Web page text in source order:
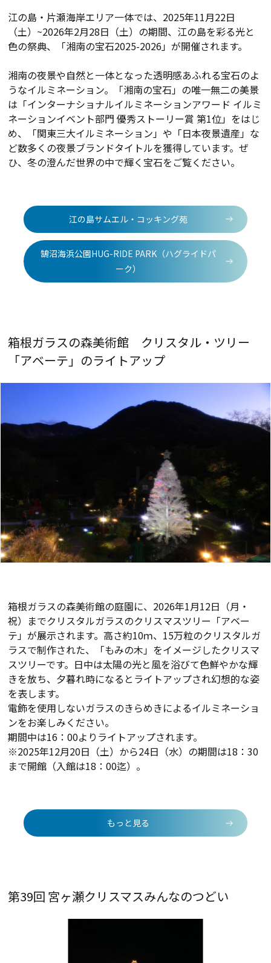
江の島・片瀬海岸エリア一体では、2025年11月22日
（土）~2026年2月28日（土）の期間、江の島を彩る光と
色の祭典、「湘南の宝石2025-2026」が開催されます。
湘南の夜景や自然と一体となった透明感あふれる宝石のよ
うなイルミネーション。「湘南の宝石」の唯一無二の美景
は「インターナショナルイルミネーションアワード イルミ
ネーションイベント部門 優秀ストーリー賞 第1位」をはじ
め、「関東三大イルミネーション」や「日本夜景遺産」な
ど数多くの夜景ブランドタイトルを獲得しています。ぜ
ひ、冬の澄んだ世界の中で輝く宝石をご覧ください。
江の島サムエル・コッキング苑
鵠沼海浜公園HUG-RIDE PARK（ハグライドパ
ーク）
箱根ガラスの森美術館 クリスタル・ツリー
「アベーテ」のライトアップ
箱根ガラスの森美術館の庭園に、2026年1月12日（月・
祝）までクリスタルガラスのクリスマスツリー「アベー
テ」が展示されます。高さ約10ｍ、15万粒のクリスタルガ
ラスで制作された、「もみの木」をイメージしたクリスマ
スツリーです。日中は太陽の光と風を浴びて色鮮やかな輝
きを放ち、夕暮れ時になるとライトアップされ幻想的な姿
を表します。
電飾を使用しないガラスのきらめきによるイルミネーショ
ンをお楽しみください。
期間中は16：00よりライトアップされます。
※2025年12月20日（土）から24日（水）の期間は18：30
まで開館（入館は18：00迄）。
もっと見る
第39回 宮ヶ瀬クリスマスみんなのつどい